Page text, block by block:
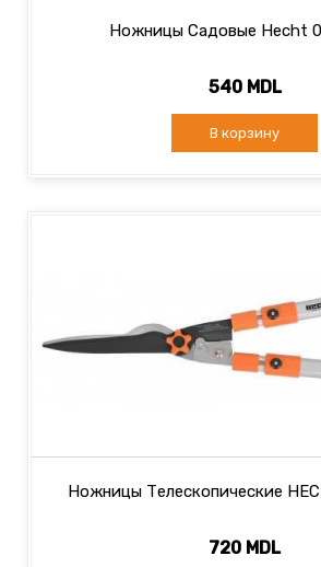
Ножницы Садовые Hecht
540 MDL
В корзину
Ножницы Телескопические
720 MDL